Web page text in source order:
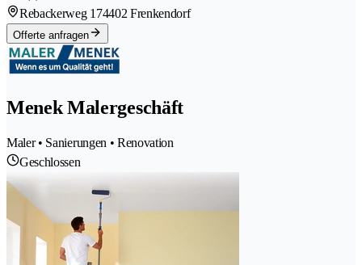
Rebackerweg 174402 Frenkendorf
Offerte anfragen
Menek Malergeschäft
Maler • Sanierungen • Renovation
Geschlossen